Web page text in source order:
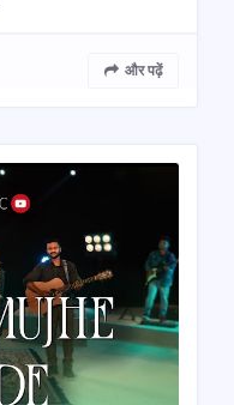
और पढ़ें